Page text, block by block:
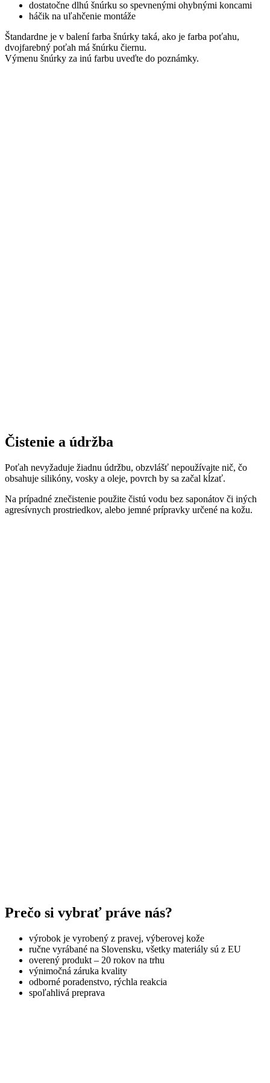
dostatočne dlhú šnúrku so spevnenými ohybnými koncami
háčik na uľahčenie montáže
Štandardne je v balení farba šnúrky taká, ako je farba poťahu,
dvojfarebný poťah má šnúrku čiernu.
Výmenu šnúrky za inú farbu uveďte do poznámky.
Čistenie a údržba
Poťah nevyžaduje žiadnu údržbu, obzvlášť nepoužívajte nič, čo
obsahuje silikóny, vosky a oleje, povrch by sa začal kĺzať.
Na prípadné znečistenie použite čistú vodu bez saponátov či iných
agresívnych prostriedkov, alebo jemné prípravky určené na kožu.
Prečo si vybrať práve nás?
výrobok je vyrobený z pravej, výberovej kože
ručne vyrábané na Slovensku, všetky materiály sú z EU
overený produkt – 20 rokov na trhu
výnimočná záruka kvality
odborné poradenstvo, rýchla reakcia
spoľahlivá preprava